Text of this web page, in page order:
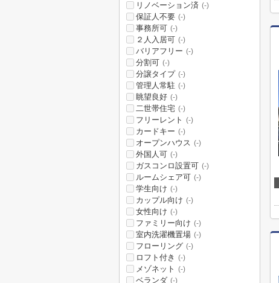
リノベーション済 (-)
保証人不要 (-)
事務所可 (-)
２人入居可 (-)
バリアフリー (-)
分割可 (-)
分譲タイプ (-)
管理人常駐 (-)
眺望良好 (-)
二世帯住宅 (-)
フリーレント (-)
カードキー (-)
オープンハウス (-)
外国人可 (-)
ガスコンロ設置可 (-)
ルームシェア可 (-)
学生向け (-)
カップル向け (-)
女性向け (-)
ファミリー向け (-)
室内洗濯機置場 (-)
フローリング (-)
ロフト付き (-)
メゾネット (-)
ベランダ (-)